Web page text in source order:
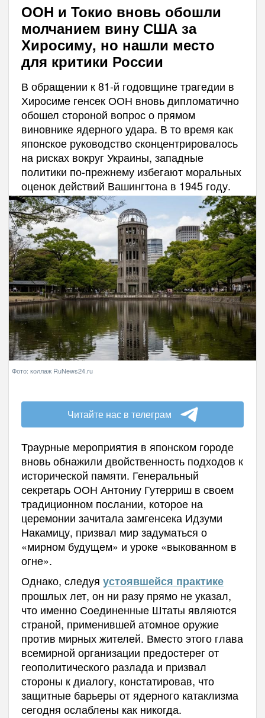
ООН и Токио вновь обошли
молчанием вину США за
Хиросиму, но нашли место
для критики России
В обращении к 81-й годовщине трагедии в
Хиросиме генсек ООН вновь дипломатично
обошел стороной вопрос о прямом
виновнике ядерного удара. В то время как
японское руководство сконцентрировалось
на рисках вокруг Украины, западные
политики по-прежнему избегают моральных
оценок действий Вашингтона в 1945 году.
Фото: коллаж RuNews24.ru
Читайте нас в телеграм
Траурные мероприятия в японском городе
вновь обнажили двойственность подходов к
исторической памяти. Генеральный
секретарь ООН Антониу Гутерриш в своем
традиционном послании, которое на
церемонии зачитала замгенсека Идзуми
Накамицу, призвал мир задуматься о
«мирном будущем» и уроке «выкованном в
огне».
Однако, следуя устоявшейся практике
прошлых лет, он ни разу прямо не указал,
что именно Соединенные Штаты являются
страной, применившей атомное оружие
против мирных жителей. Вместо этого глава
всемирной организации предостерег от
геополитического разлада и призвал
стороны к диалогу, констатировав, что
защитные барьеры от ядерного катаклизма
сегодня ослаблены как никогда.